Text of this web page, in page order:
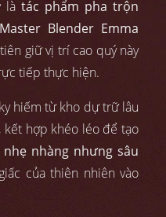
làtác phẩm pha trộn
Master Blender Emma
giữ vị trí cao quý này
tiếp thực hiện.
hiếm từ kho dự trữ lâu
kết hợp khéo léo để tạo
nhàng nhưng sâu
của thiên nhiên vào